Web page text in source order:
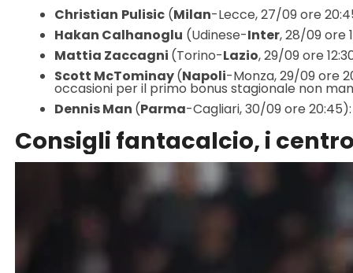
Christian Pulisic(Milan-Lecce, 27/09 ore
Hakan Calhanoglu (Udinese-Inter, 28/09 ore
Mattia Zaccagni (Torino-Lazio, 29/09 ore
Scott McTominay(Napoli-Monza, 29/09 ore
occasioni per il primo bonus stagionale non
Dennis Man (Parma-Cagliari, 30/09 ore
Consigli fantacalcio, i